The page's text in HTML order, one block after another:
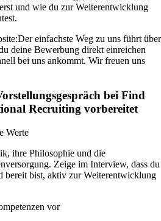
und wie du zur Weiterentwicklung
Der einfachste Weg zu uns führt über
deine Bewerbung direkt einreichen
bei uns ankommt. Wir freuen uns
bei Find
Recruiting vorbereitet
Werte
ihre Philosophie und die
Zeige im Interview, dass du
bereit bist, aktiv zur Weiterentwicklung
vor